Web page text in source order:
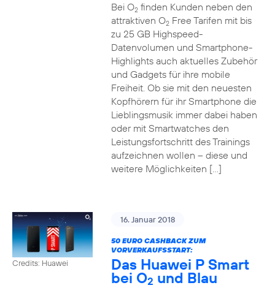
Bei O2finden Kunden neben den
attraktiven O2Free Tarifen mit bis
zu 25 GB Highspeed-
Datenvolumen und Smartphone-
Highlights auch aktuelles Zubehör
und Gadgets für ihre mobile
Freiheit. Ob sie mit den neuesten
Kopfhörern für ihr Smartphone die
Lieblingsmusik immer dabei haben
oder mit Smartwatches den
Leistungsfortschritt des Trainings
aufzeichnen wollen – diese und
weitere Möglichkeiten […]
Credits: Huawei
16. Januar 2018
50 EURO CASHBACK ZUM
VORVERKAUFSSTART:
Das Huawei P Smart
bei O2 und Blau